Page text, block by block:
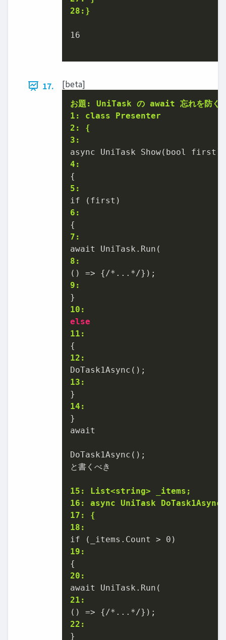
28:}
16
17. [beta]
お題: UniTask の await 忘れを防ぐ
1: class Presenter
2: {
3:
4:
5:
6:
7:
8:
9:
10:
else
11:
12:
13:
14:
}
await
DoTask1Async();
と書くべき
15: List<string> _items;
16: async UniTask
17: {
18:
19:
20:
21:
22: